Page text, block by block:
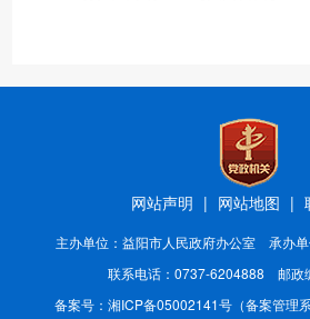
网站声明 | 网站地图 |
主办单位：益阳市人民政府办公室 承办
联系电话：0737-6204888 邮政
备案号： 湘ICP备05002141号 （备案管理